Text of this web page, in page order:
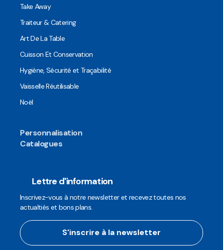
Take Away
Traiteur & Catering
Art De La Table
Cuisson Et Conservation
Hygiène, Sécurité et Traçabilité
Vaisselle Réutilisable
Noël
Personnalisation
Catalogues
Lettre d'information
Inscrivez-vous à notre newsletter et recevez toutes nos
actualtiés et bons plans.
S'inscrire à la newsletter